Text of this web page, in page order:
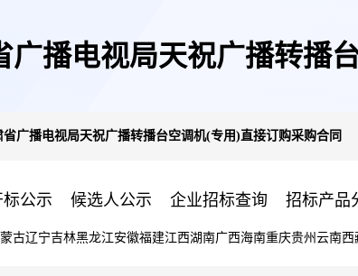
播电视局天祝广播转播
广播电视局天祝广播转播台空调机(专用)直接订购采购合同
标公示 候选人公示 企业招标查询 招标产品
古辽宁吉林黑龙江安徽福建江西湖南广西海南重庆贵州 云南西